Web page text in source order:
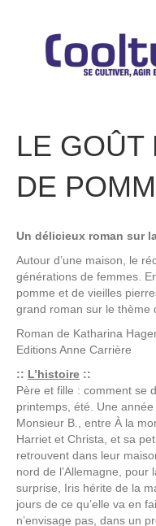
LE GOÛT
DE
Un délicieux roman sur
Autour d’une maison, le
générations de femmes.
pomme et de vieilles
grand roman sur le thème
Roman de Katharina
EditionsAnne Carrière
:: L’histoire ::
Père et fille : comment se
printemps, été. Une
Monsieur B., entre À la
Harriet et Christa, et sa
retrouvent dans leur
nord de l’Allemagne, pour
surprise, Iris hérite de la
jours de ce qu’elle va en
n’envisage pas, dans un